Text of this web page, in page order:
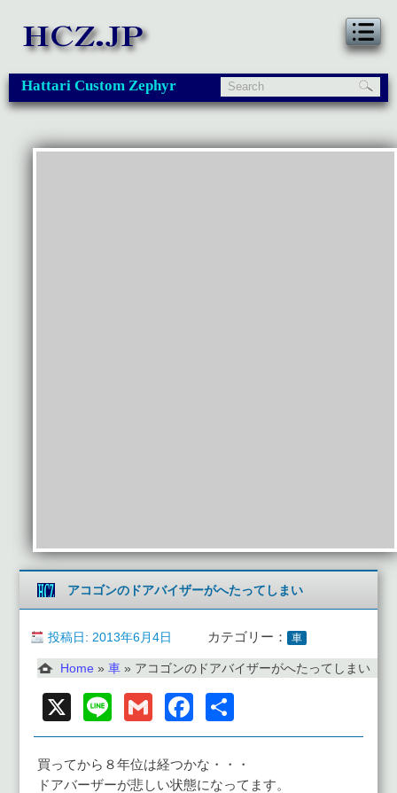
Hattari Custom Zephyr
アコゴンのドアバイザーがへたってしまい
投稿日: 2013年6月4日 カテゴリー： 車
Home » 車 » アコゴンのドアバイザーがへたってしまい
X Line GmailFacebook
有
買ってから８年位は経つかな・・・
ドアバーザーが悲しい状態になってます。